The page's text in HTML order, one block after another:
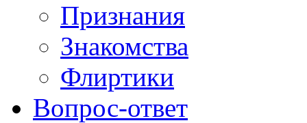
Признания
Знакомства
Флиртики
Вопрос-ответ